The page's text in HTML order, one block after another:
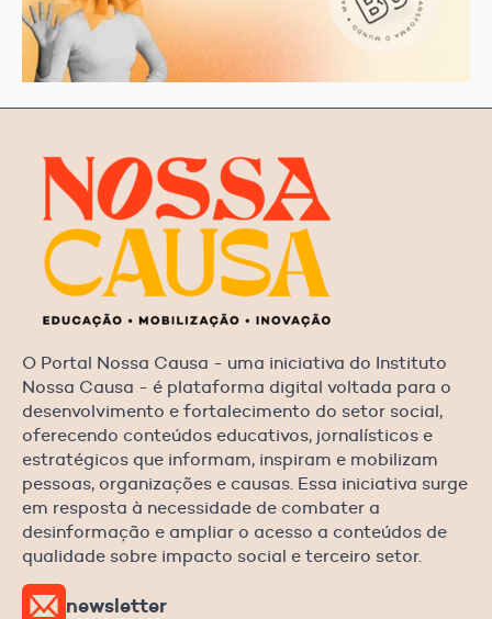
O Portal Nossa Causa - uma iniciativa do Instituto
Nossa Causa - é plataforma digital voltada para o
desenvolvimento e fortalecimento do setor social,
oferecendo conteúdos educativos, jornalísticos e
estratégicos que informam, inspiram e mobilizam
pessoas, organizações e causas. Essa iniciativa surge
em resposta à necessidade de combater a
desinformação e ampliar o acesso a conteúdos de
qualidade sobre impacto social e terceiro setor.
newsletter